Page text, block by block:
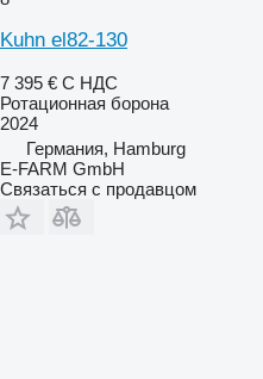
Kuhn el82-130
7 395 € С НДС
Ротационная борона
2024
Германия, Hamburg
E-FARM GmbH
Связаться с продавцом